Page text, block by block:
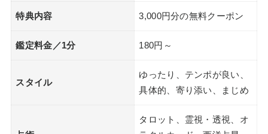
特典内容 3,000円分の無料クーポン
鑑定料金／1分 180円～
スタイル
ゆったり、テンポが良い、
具体的、寄り添い、まじめ
タロット、霊視・透視、オ